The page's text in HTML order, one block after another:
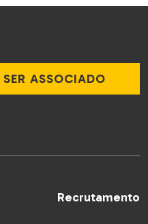
SER ASSOCIADO
Recrutamento